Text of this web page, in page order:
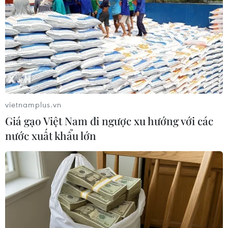
TP. Huế
Theo dõi VietnamPlus
TIN LIÊN QUAN
vietnamplus.vn
Giá gạo Việt Nam đi ngược xu hướng với các
nước xuất khẩu lớn